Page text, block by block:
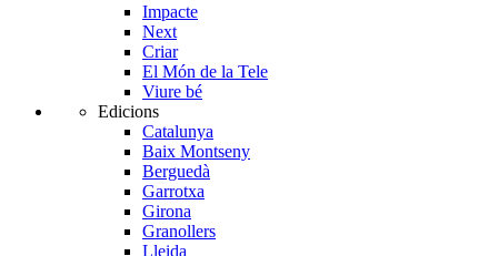
Impacte
Next
Criar
El Món de la Tele
Viure bé
Edicions
Catalunya
Baix Montseny
Berguedà
Garrotxa
Girona
Granollers
Lleida